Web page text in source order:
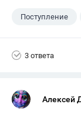
Поступление
3 ответа
Алексей